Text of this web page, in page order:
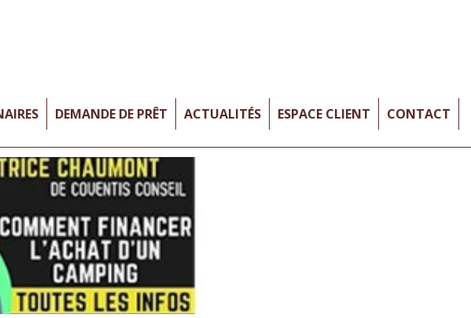
DEMANDE DE PRÊT ACTUALITÉS ESPACE CLIENT CONTACT